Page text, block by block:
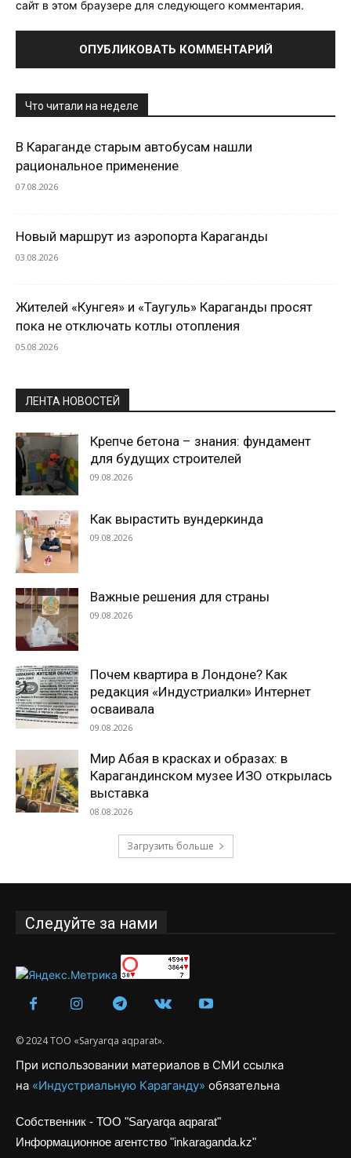
сайт в этом браузере для следующего комментария.
Что читали на неделе
В Караганде старым автобусам нашли
рациональное применение
07.08.2026
Новый маршрут из аэропорта Караганды
03.08.2026
Жителей «Кунгея» и «Таугуль» Караганды просят
пока не отключать котлы отопления
05.08.2026
ЛЕНТА НОВОСТЕЙ
Крепче бетона – знания: фундамент
для будущих строителей
09.08.2026
Как вырастить вундеркинда
09.08.2026
Важные решения для страны
09.08.2026
Почем квартира в Лондоне? Как
редакция «Индустриалки» Интернет
осваивала
09.08.2026
Мир Абая в красках и образах: в
Карагандинском музее ИЗО открылась
выставка
08.08.2026
Загрузить больше
Следуйте за нами
© 2024 ТОО «Saryarqa aqparat».
При использовании материалов в СМИ ссылка
на «Индустриальную Караганду» обязательна
Собственник - ТОО "Saryarqa aqparat"
Информационное агентство "inkaraganda.kz"